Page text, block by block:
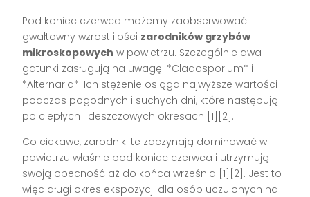
Pod koniec czerwca możemy zaobserwować
gwałtowny wzrost ilości zarodników grzybów
mikroskopowych w powietrzu. Szczególnie dwa
gatunki zasługują na uwagę: *Cladosporium* i
*Alternaria*. Ich stężenie osiąga najwyższe wartości
podczas pogodnych i suchych dni, które następują
po ciepłych i deszczowych okresach [1][2].
Co ciekawe, zarodniki te zaczynają dominować w
powietrzu właśnie pod koniec czerwca i utrzymują
swoją obecność aż do końca września [1][2]. Jest to
więc długi okres ekspozycji dla osób uczulonych na